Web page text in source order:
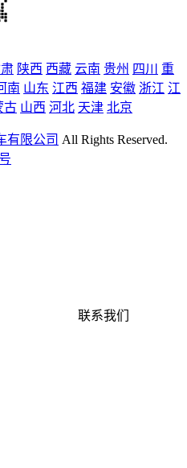
陕西 西藏 云南 贵州 四川
重
南 山东 江西 福建 安徽 浙江 江
古 山西 河北 天津 北京
有限公司 All Rights Reserved.
联系我们